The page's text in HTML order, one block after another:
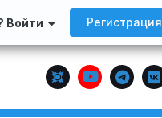
Войти Регистрация